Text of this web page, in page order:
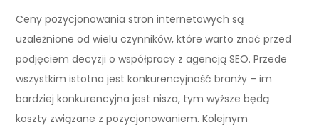
Ceny pozycjonowania stron internetowych są
uzależnione od wielu czynników, które warto znać przed
podjęciem decyzji o współpracy z agencją SEO. Przede
wszystkim istotna jest konkurencyjność branży – im
bardziej konkurencyjna jest nisza, tym wyższe będą
koszty związane z pozycjonowaniem. Kolejnym